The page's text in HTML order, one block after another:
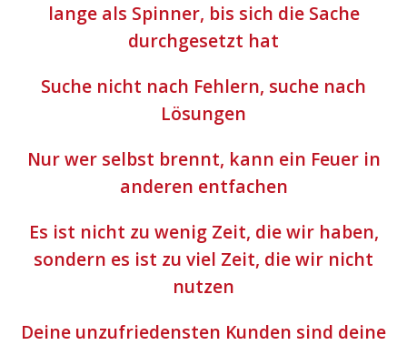
lange als Spinner, bis sich die Sache
durchgesetzt hat
Suche nicht nach Fehlern, suche nach
Lösungen
Nur wer selbst brennt, kann ein Feuer in
anderen entfachen
Es ist nicht zu wenig Zeit, die wir haben,
sondern es ist zu viel Zeit, die wir nicht
nutzen
Deine unzufriedensten Kunden sind deine